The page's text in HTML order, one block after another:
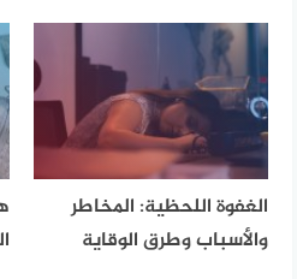
الغفوة اللحظية: المخاطر
والأسباب وطرق الوقاية